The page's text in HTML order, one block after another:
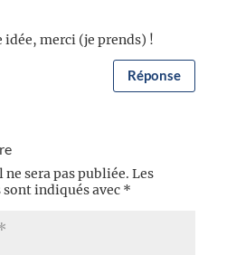
idée, merci (je prends) !
Réponse
sera pas publiée. Les
indiqués avec *